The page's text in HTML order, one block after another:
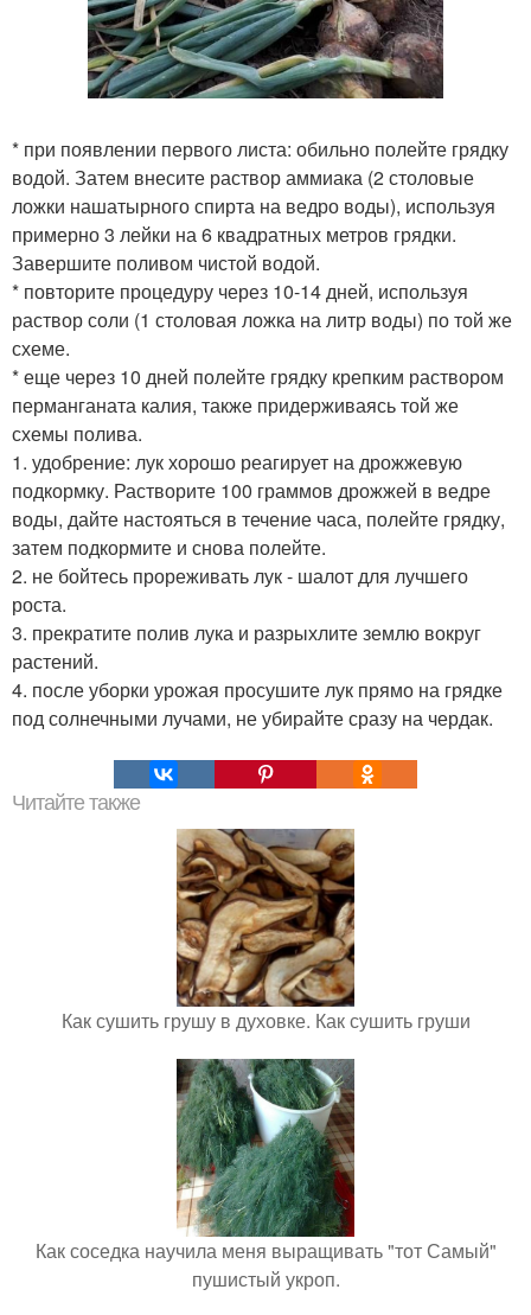
* при появлении первого листа: обильно полейте грядку
водой. Затем внесите раствор аммиака (2 столовые
ложки нашатырного спирта на ведро воды), используя
примерно 3 лейки на 6 квадратных метров грядки.
Завершите поливом чистой водой.
* повторите процедуру через 10-14 дней, используя
раствор соли (1 столовая ложка на литр воды) по той же
схеме.
* еще через 10 дней полейте грядку крепким раствором
перманганата калия, также придерживаясь той же
схемы полива.
1. удобрение: лук хорошо реагирует на дрожжевую
подкормку. Растворите 100 граммов дрожжей в ведре
воды, дайте настояться в течение часа, полейте грядку,
затем подкормите и снова полейте.
2. не бойтесь прореживать лук - шалот для лучшего
роста.
3. прекратите полив лука и разрыхлите землю вокруг
растений.
4. после уборки урожая просушите лук прямо на грядке
под солнечными лучами, не убирайте сразу на чердак.
Читайте также
Как сушить грушу в духовке. Как сушить груши
Как соседка научила меня выращивать "тот Самый"
пушистый укроп.